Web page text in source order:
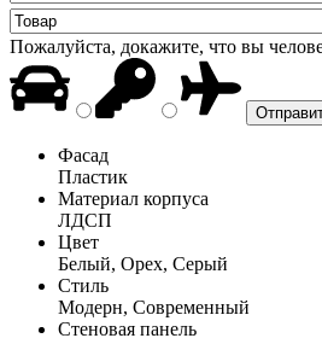
Пожалуйста, докажите, что вы
Фасад
Пластик
Материал корпуса
ЛДСП
Цвет
Белый, Орех, Серый
Стиль
Модерн, Современный
Стеновая панель